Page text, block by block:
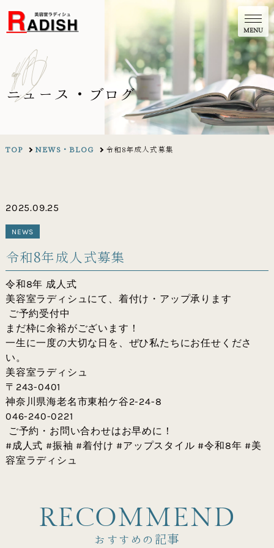
N
e
w
s
/
B
l
o
g
ニュース・ブログ
TOP NEWS・BLOG 令和8年成人式募集
2025.09.25
NEWS
令和8年成人式募集
令和8年 成人式
美容室ラディシュにて、着付け・アップ承ります
ご予約受付中
まだ枠に余裕がございます！
一生に一度の大切な日を、ぜひ私たちにお任せくださ
い。
美容室ラディシュ
〒243-0401
神奈川県海老名市東柏ケ谷2-24-8
046-240-0221
ご予約・お問い合わせはお早めに！
#成人式 #振袖 #着付け #アップスタイル #令和8年 #美
容室ラディシュ
RECOMMEND
おすすめの記事